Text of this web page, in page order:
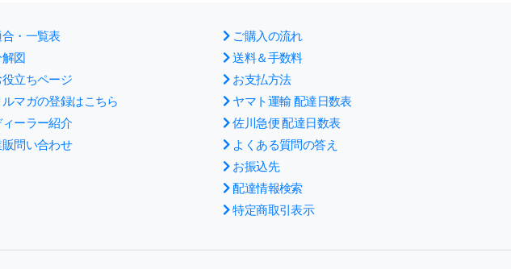
・一覧表
図
役立ちページ
ルマガの登録はこちら
ィーラー紹介
問い合わせ
ご購入の流れ
送料＆手数料
お支払方法
ヤマト運輸 配達日数表
佐川急便 配達日数表
よくある質問の答え
お振込先
配達情報検索
特定商取引表示